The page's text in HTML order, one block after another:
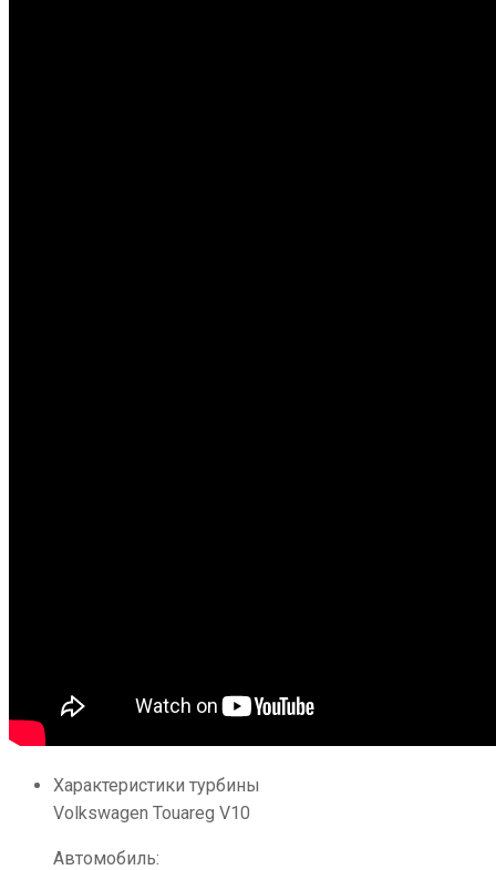
Характеристики турбины
Volkswagen Touareg V10
Автомобиль: